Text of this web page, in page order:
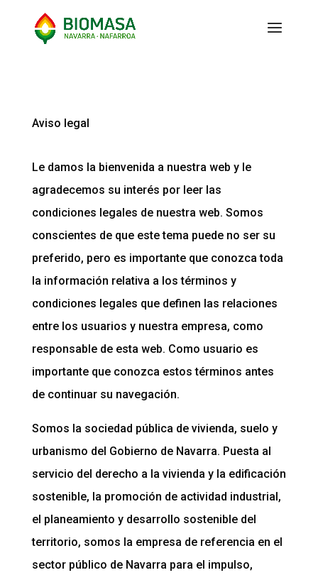
Aviso legal
Le damos la bienvenida a nuestra web y le
agradecemos su interés por leer las
condiciones legales de nuestra web. Somos
conscientes de que este tema puede no ser su
preferido, pero es importante que conozca toda
la información relativa a los términos y
condiciones legales que definen las relaciones
entre los usuarios y nuestra empresa, como
responsable de esta web. Como usuario es
importante que conozca estos términos antes
de continuar su navegación.
Somos la sociedad pública de vivienda, suelo y
urbanismo del Gobierno de Navarra. Puesta al
servicio del derecho a la vivienda y la edificación
sostenible, la promoción de actividad industrial,
el planeamiento y desarrollo sostenible del
territorio, somos la empresa de referencia en el
sector público de Navarra para el impulso,